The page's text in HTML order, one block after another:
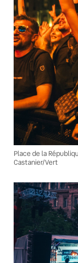
Place de la
Castanier/Vert